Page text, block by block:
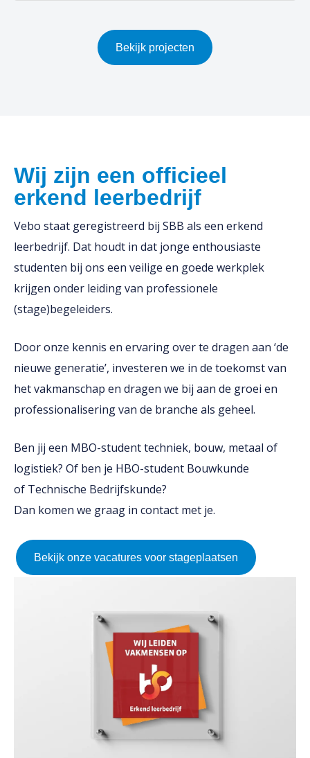
Bekijk projecten
Wij zijn een officieel
erkend leerbedrijf
Vebo staat geregistreerd bij SBB als een erkend
leerbedrijf. Dat houdt in dat jonge enthousiaste
studenten bij ons een veilige en goede werkplek
krijgen onder leiding van professionele
(stage)begeleiders.
Door onze kennis en ervaring over te dragen aan ‘de
nieuwe generatie’, investeren we in de toekomst van
het vakmanschap en dragen we bij aan de groei en
professionalisering van de branche als geheel.
Ben jij een MBO-student techniek, bouw, metaal of
logistiek? Of ben je HBO-student Bouwkunde
of Technische Bedrijfskunde?
Dan komen we graag in contact met je.
Bekijk onze vacatures voor stageplaatsen